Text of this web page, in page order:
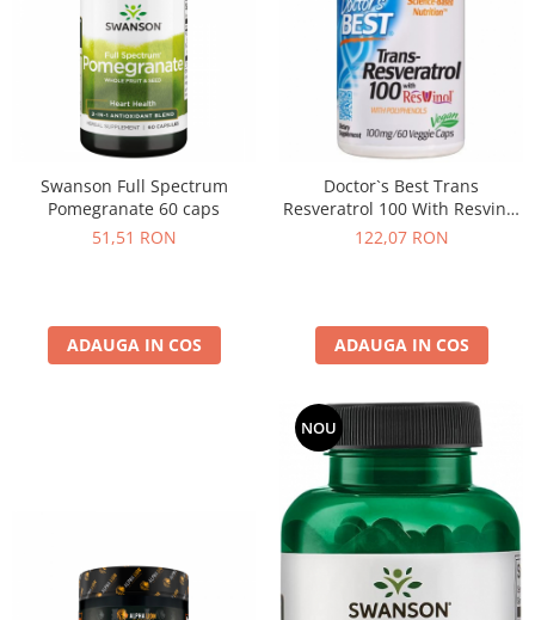
Swanson Full Spectrum
Pomegranate 60 caps
51,51 RON
ADAUGA IN COS
Doctor`s Best Trans
Resveratrol 100 With Resvinol
60 vcaps
122,07 RON
ADAUGA IN COS
NOU